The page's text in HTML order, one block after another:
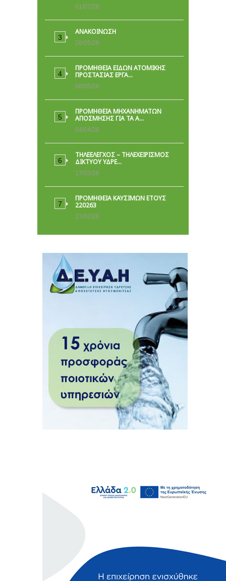
01/07/26
ΑΝΑΚΟΙΝΩΣΗ
28/05/26
ΠΡΟΜΉΘΕΙΑ ΕΙΔΏΝ ΑΤΟΜΙΚΉΣ
ΠΡΟΣΤΑΣΊΑΣ ΕΡΓΑ…
08/05/26
ΠΡΟΜΗΘΕΙΑ ΜΗΧΑΝΗΜΑΤΩΝ
ΑΠΟΣΜΗΣΗΣ ΓΙΑ ΤΑ Α…
04/04/26
ΤΗΛΕΕΛΕΓΧΟΣ – ΤΗΛΕΧΕΙΡΙΣΜΟΣ
ΔΙΚΤΥΟΥ ΥΔΡΕ…
17/03/26
ΠΡΟΜΗΘΕΙΑ ΚΑΥΣΙΜΩΝ ΕΤΟΥΣ
220263
27/02/26